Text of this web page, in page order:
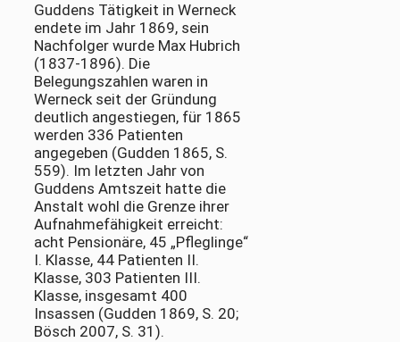
Guddens Tätigkeit in Werneck
endete im Jahr 1869, sein
Nachfolger wurde Max Hubrich
(1837-1896). Die
Belegungszahlen waren in
Werneck seit der Gründung
deutlich angestiegen, für 1865
werden 336 Patienten
angegeben (Gudden 1865, S.
559). Im letzten Jahr von
Guddens Amtszeit hatte die
Anstalt wohl die Grenze ihrer
Aufnahmefähigkeit erreicht:
acht Pensionäre, 45 „Pfleglinge“
I. Klasse, 44 Patienten II.
Klasse, 303 Patienten III.
Klasse, insgesamt 400
Insassen (Gudden 1869, S. 20;
Bösch 2007, S. 31).